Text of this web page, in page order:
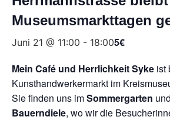
Museumsmarkttagen
Juni 21 @ 11:00 - 18:005€
Mein Café und Herrlichkeit Syke ist
Kunsthandwerkermarkt im
Sie finden uns imSommergarten
Bauerndiele, wo wir die